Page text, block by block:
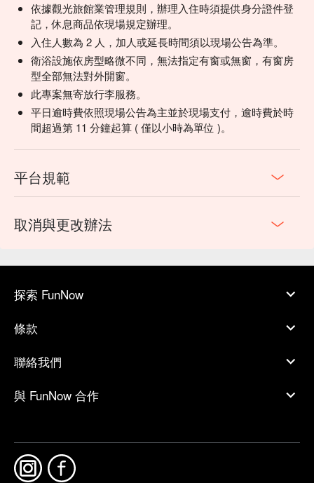
依據觀光旅館業管理規則，辦理入住時須提供身分證件登
記，休息商品依現場規定辦理。
入住人數為 2 人，加人或延長時間須以現場公告為準。
衛浴設施依房型略微不同，無法指定有窗或無窗，有窗房
型全部無法對外開窗。
此專案無寄放行李服務。
平日逾時費依照現場公告為主並於現場支付，逾時費於時
間超過第 11 分鐘起算 ( 僅以小時為單位 )。
平台規範
取消與更改辦法
探索 FunNow
條款
聯絡我們
與 FunNow 合作